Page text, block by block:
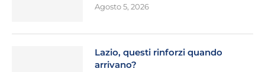
Agosto 5, 2026
Lazio, questi rinforzi quando
arrivano?